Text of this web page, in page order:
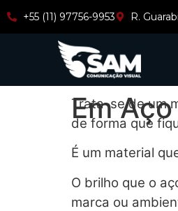
+55 (11) 97756-9953 R.
Em
Trata-se de um
de forma que
É um material
O brilho que o
marca ou